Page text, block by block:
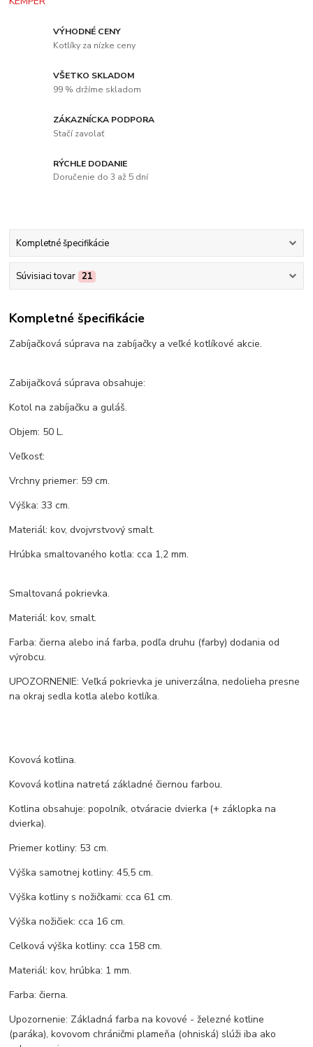
VÝHODNÉ CENY
Kotlíky za nízke ceny
VŠETKO SKLADOM
99 % držíme skladom
ZÁKAZNÍCKA PODPORA
Stačí zavolať
RÝCHLE DODANIE
Doručenie do 3 až 5 dní
Kompletné špecifikácie
Súvisiaci tovar 21
Kompletné špecifikácie
Zabíjačková súprava na zabíjačky a veľké kotlíkové akcie.
Zabijačková súprava obsahuje:
Kotol na zabíjačku a guláš.
Objem: 50 L.
Veľkosť:
Vrchny priemer: 59 cm.
Výška: 33 cm.
Materiál: kov, dvojvrstvový smalt.
Hrúbka smaltovaného kotla: cca 1,2 mm.
Smaltovaná pokrievka.
Materiál: kov, smalt.
Farba: čierna alebo iná farba, podľa druhu (farby) dodania od
výrobcu.
UPOZORNENIE: Veľká pokrievka je univerzálna, nedolieha presne
na okraj sedla kotla alebo kotlíka.
Kovová kotlina.
Kovová kotlina natretá základné čiernou farbou.
Kotlina obsahuje: popolník, otváracie dvierka (+ záklopka na
dvierka).
Priemer kotliny: 53 cm.
Výška samotnej kotliny: 45,5 cm.
Výška kotliny s nožičkami: cca 61 cm.
Výška nožičiek: cca 16 cm.
Celková výška kotliny: cca 158 cm.
Materiál: kov, hrúbka: 1 mm.
Farba: čierna.
Upozornenie: Základná farba na kovové - železné kotline
(paráka), kovovom chráničmi plameňa (ohniská) slúži iba ako